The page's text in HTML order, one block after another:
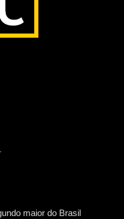
maior do Brasil